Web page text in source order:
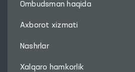
Ombudsman haqida
Axborot xizmati
Nashrlar
Xalqaro hamkorlik